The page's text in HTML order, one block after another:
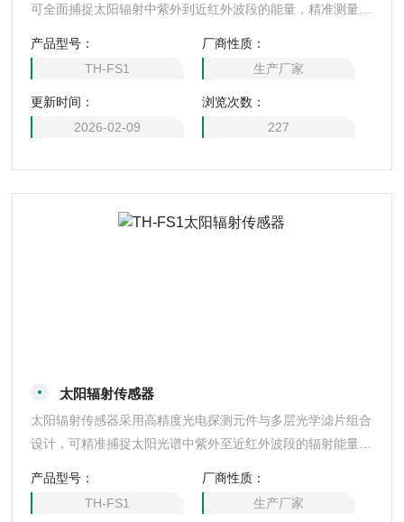
可全面捕捉太阳辐射中紫外到近红外波段的能量，精准测量直
校准算法，有效消除环境干扰，确保数据长期稳定可靠。外壳
具备高防护等级，防水防尘且抗紫外线，适应各类恶劣气候条
件。支持多接口数据传输，配套软件可实时分析辐射变化，为
气象研究、农业光照管理及太阳能评估提供关键数据支撑。
产品型号：
TH-FS1
厂商性质：
生产厂家
更新时间：
2026-02-09
浏览次数：
227
太阳辐射传感器
太阳辐射传感器采用高精度光电探测元件与多层光学滤片组合
设计，可精准捕捉太阳光谱中紫外至近红外波段的辐射能量，
校准算法，有效消除环境干扰，确保数据稳定可靠。外壳具备
高防护等级，抗风雨、耐腐蚀，适应户外长期部署。支持标准
产品型号：
TH-FS1
厂商性质：
生产厂家